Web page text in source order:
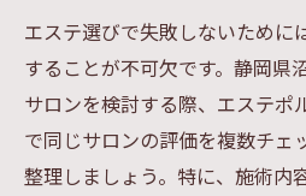
エステ選びで失敗しないために
することが不可欠です。静岡県
サロンを検討する際、エステポ
で同じサロンの評価を複数チェ
整理しましょう。特に、施術内